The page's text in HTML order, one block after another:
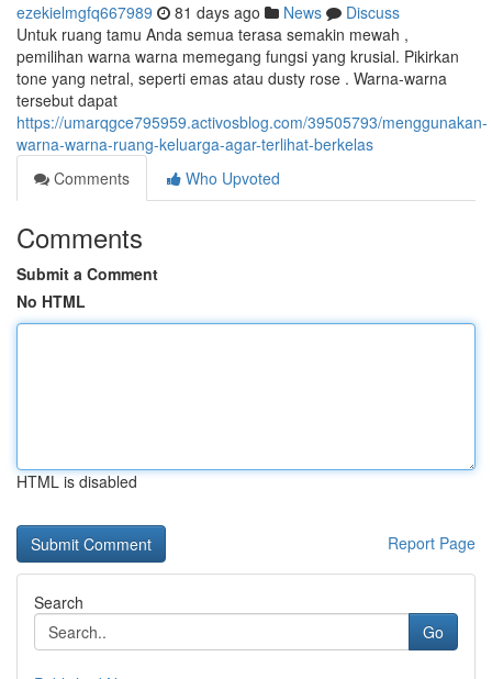
ezekielmgfq667989 81 days ago News
Discuss
Untuk ruang tamu Anda semua terasa semakin mewah ,
pemilihan warna warna memegang fungsi yang krusial. Pikirkan
tone yang netral, seperti emas atau dusty rose . Warna-warna
tersebut dapat
https://umarqgce795959.activosblog.com/39505793/menggunakan-
warna-warna-ruang-keluarga-agar-terlihat-berkelas
Comments
Who Upvoted
Comments
Submit a Comment
No HTML
HTML is disabled
Report Page
Search
Go